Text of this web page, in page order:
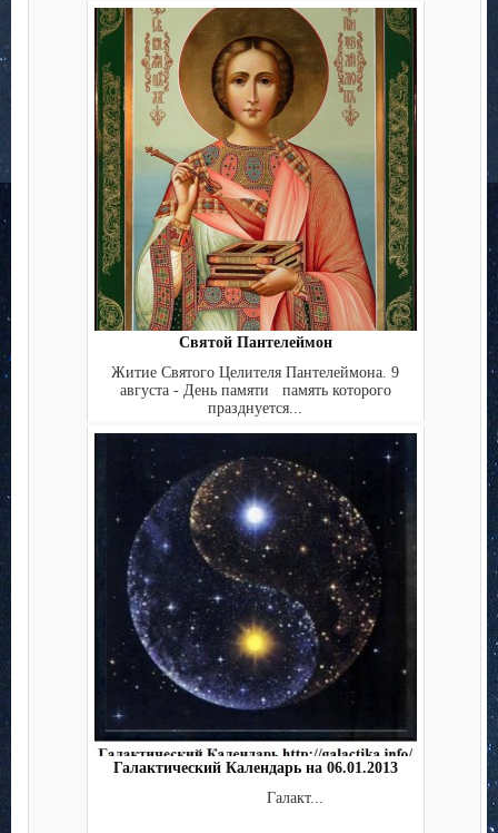
Святой Пантелеймон
Житие Святого Целителя Пантелеймона. 9
августа - День памяти память которого
празднуется...
Галактический Календарь на 06.01.2013
Галакт...